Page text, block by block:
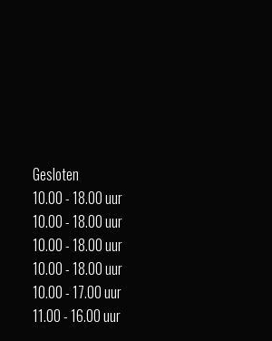
Gesloten
10.00 - 18.00 uur
10.00 - 18.00 uur
10.00 - 18.00 uur
10.00 - 18.00 uur
10.00 - 17.00 uur
11.00 - 16.00 uur